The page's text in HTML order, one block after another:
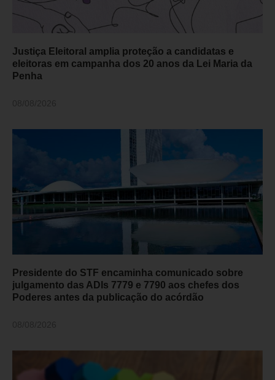
Justiça Eleitoral amplia proteção a candidatas e
eleitoras em campanha dos 20 anos da Lei Maria da
Penha
Presidente do STF encaminha comunicado sobre
julgamento das ADIs 7779 e 7790 aos chefes dos
Poderes antes da publicação do acórdão